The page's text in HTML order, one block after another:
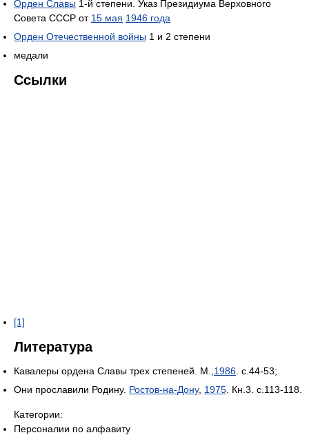
Орден Славы 1-й степени. Указ Президиума Верховного
Совета СССР от 15 мая 1946 года
Орден Отечественной войны 1 и 2 степени
медали
Ссылки
[1]
Литература
Кавалеры ордена Славы трех степеней. М., 1986 . с.44-53;
Они прославили Родину. Ростов-на-Дону, 1975 . Кн.3. с.113-118.
Категории:
Персоналии по алфавиту